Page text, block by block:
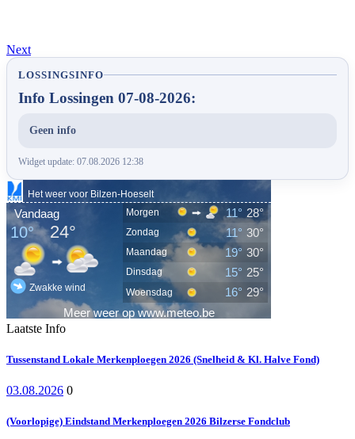
Next
LOSSINGSINFO
Info Lossingen 07-08-2026:
Geen info
Widget update: 07.08.2026 12:38
Laatste Info
Tussenstand Lokale Merkenploegen 2026 (Snelheid & Kl. Halve Fond)
03.08.2026 0
(Voorlopige) Eindstand Merkenploegen 2026 Bilzerse Fondclub